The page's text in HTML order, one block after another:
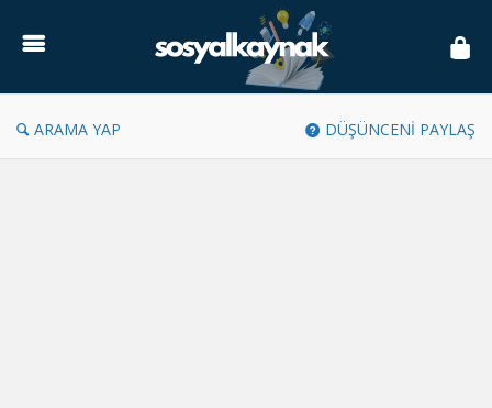
Kaynak
ARAMA YAP DÜŞÜNCENİ PAYLAŞ